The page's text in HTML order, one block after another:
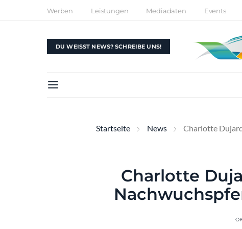
Werben Leistungen Mediadaten Events
DU WEISST NEWS? SCHREIBE UNS!
Startseite News Charlotte
Charlotte